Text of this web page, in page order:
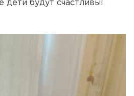
дети будут счастливы!